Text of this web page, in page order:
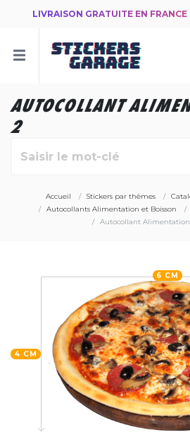
LIVRAISON GRATUITE EN FRANCE
AUTOCOLLANT
2
Accueil Stickers par thèmes
Autocollants Alimentation et Boisson
Autocollant
4 CM
6 CM